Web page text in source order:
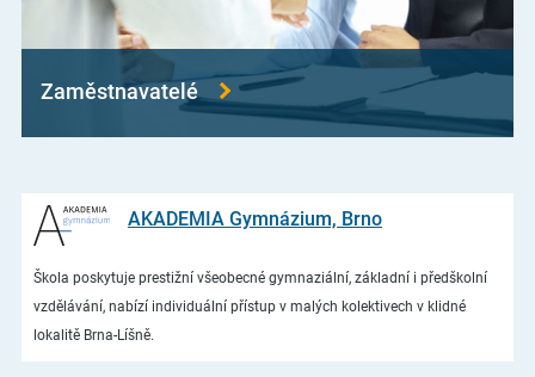
Zaměstnavatelé
AKADEMIA Gymnázium, Brno
Škola poskytuje prestižní všeobecné gymnaziální, základní i předškolní
vzdělávání, nabízí individuální přístup v malých kolektivech v klidné
lokalitě Brna-Líšně.